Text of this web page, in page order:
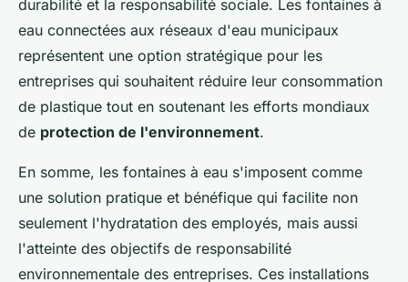
durabilité et la responsabilité sociale. Les fontaines à
eau connectées aux réseaux d'eau municipaux
représentent une option stratégique pour les
entreprises qui souhaitent réduire leur consommation
de plastique tout en soutenant les efforts mondiaux
de protection de l'environnement.
En somme, les fontaines à eau s'imposent comme
une solution pratique et bénéfique qui facilite non
seulement l'hydratation des employés, mais aussi
l'atteinte des objectifs de responsabilité
environnementale des entreprises. Ces installations